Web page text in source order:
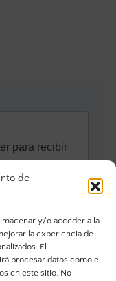
de
y/o acceder a la
la experiencia de
El
procesar datos como el
en este sitio. No